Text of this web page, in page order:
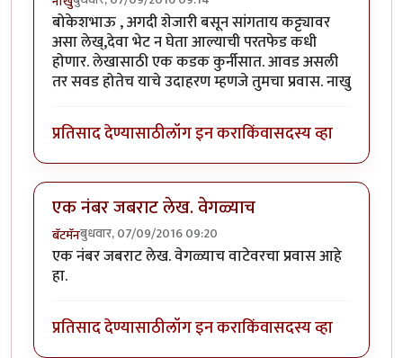
बोकेशभाऊ , अगदी शेजारी बसून सांगताय कट्ट्यावर
असा लेख्,देवा भेट न घेता आल्याची परतफेड कधी
होणार. लेखासाठी एक कडक कुर्नीसात. आवड असली
तर सवड होतेच याचे उदाहरण म्हणजे तुमचा प्रवास. नाखु
प्रतिसाद देण्यासाठीलॉग इन कराकिंवासदस्य व्हा
एक नंबर जबराट लेख. वेगळ्याच
बॅटमॅनबुधवार, 07/09/2016 09:20
एक नंबर जबराट लेख. वेगळ्याच वाटेवरचा प्रवास आहे
हा.
प्रतिसाद देण्यासाठीलॉग इन कराकिंवासदस्य व्हा